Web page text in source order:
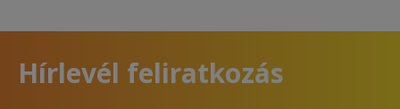
Hírlevél feliratkozás